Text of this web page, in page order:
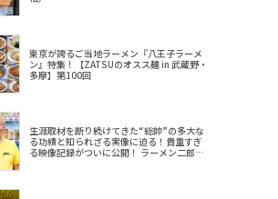
東京が誇るご当地ラーメン『八王子ラーメ
ン』特集！【ZATSUのオスス麺 in 武蔵野・
多摩】第100回
生涯取材を断り続けてきた“総帥”の多大な
る功績と知られざる実像に迫る！貴重すぎ
る映像記録がついに公開！ ラーメン二郎